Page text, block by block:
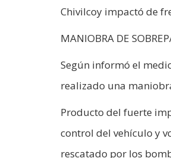
Chivilcoy impactó de
MANIOBRA DE
Según informó el
realizado una
Producto del fuerte
control del vehículo y
rescatado por los